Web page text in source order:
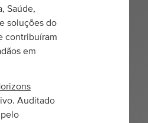
Saúde,
soluções do
contribuíram
em
Auditado